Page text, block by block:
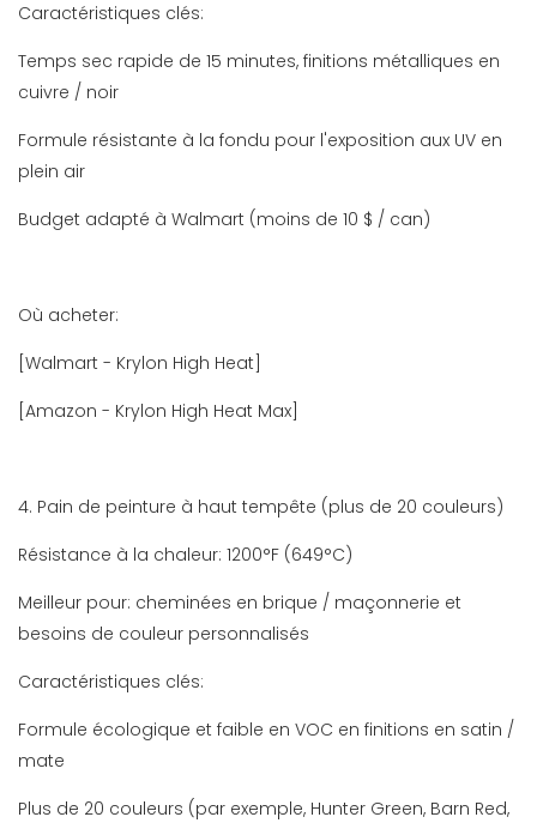
Caractéristiques clés:
Temps sec rapide de 15 minutes, finitions métalliques en
cuivre / noir
Formule résistante à la fondu pour l'exposition aux UV en
plein air
Budget adapté à Walmart (moins de 10 $ / can)
Où acheter:
[Walmart - Krylon High Heat]
[Amazon - Krylon High Heat Max]
4. Pain de peinture à haut tempête (plus de 20 couleurs)
Résistance à la chaleur: 1200°F (649°C)
Meilleur pour: cheminées en brique / maçonnerie et
besoins de couleur personnalisés
Caractéristiques clés:
Formule écologique et faible en VOC en finitions en satin /
mate
Plus de 20 couleurs (par exemple, Hunter Green, Barn Red,